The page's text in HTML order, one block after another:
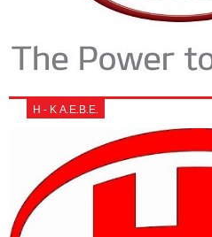
Η - Κ Α.Ε.Β.Ε.